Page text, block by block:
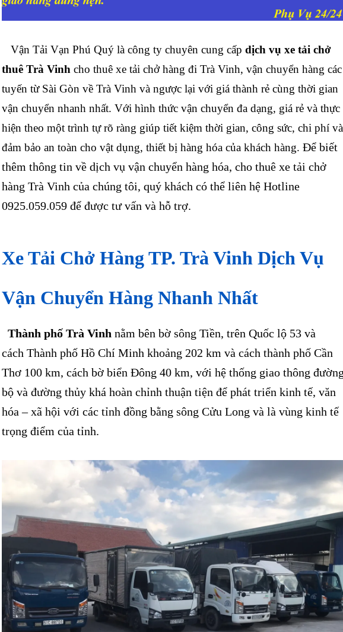
Vận Tải Vạn Phú Quý là công ty chuyên cung cấp dịch vụ xe tải chở
thuê Trà Vinh cho thuê xe tải chở hàng đi Trà Vinh, vận chuyển hàng các
tuyến từ Sài Gòn về Trà Vinh và ngược lại với giá thành rẻ cùng thời gian
vận chuyển nhanh nhất. Với hình thức vận chuyển đa dạng, giá rẻ và thực
hiện theo một trình tự rõ ràng giúp tiết kiệm thời gian, công sức, chi phí và
đảm bảo an toàn cho vật dụng, thiết bị hàng hóa của khách hàng. Để biết
thêm thông tin về dịch vụ vận chuyển hàng hóa, cho thuê xe tải chở
hàng Trà Vinh của chúng tôi, quý khách có thể liên hệ Hotline
0925.059.059 để được tư vấn và hỗ trợ.
Xe Tải Chở Hàng TP. Trà Vinh Dịch Vụ
Vận Chuyển Hàng Nhanh Nhất
Thành phố Trà Vinh nằm bên bờ sông Tiền, trên Quốc lộ 53 và
cách Thành phố Hồ Chí Minh khoảng 202 km và cách thành phố Cần
Thơ 100 km, cách bờ biển Đông 40 km, với hệ thống giao thông
bộ và đường thủy khá hoàn chỉnh thuận tiện để phát triển kinh tế, văn
hóa – xã hội với các tỉnh đồng bằng sông Cửu Long và là vùng kinh tế
trọng điểm của tỉnh.